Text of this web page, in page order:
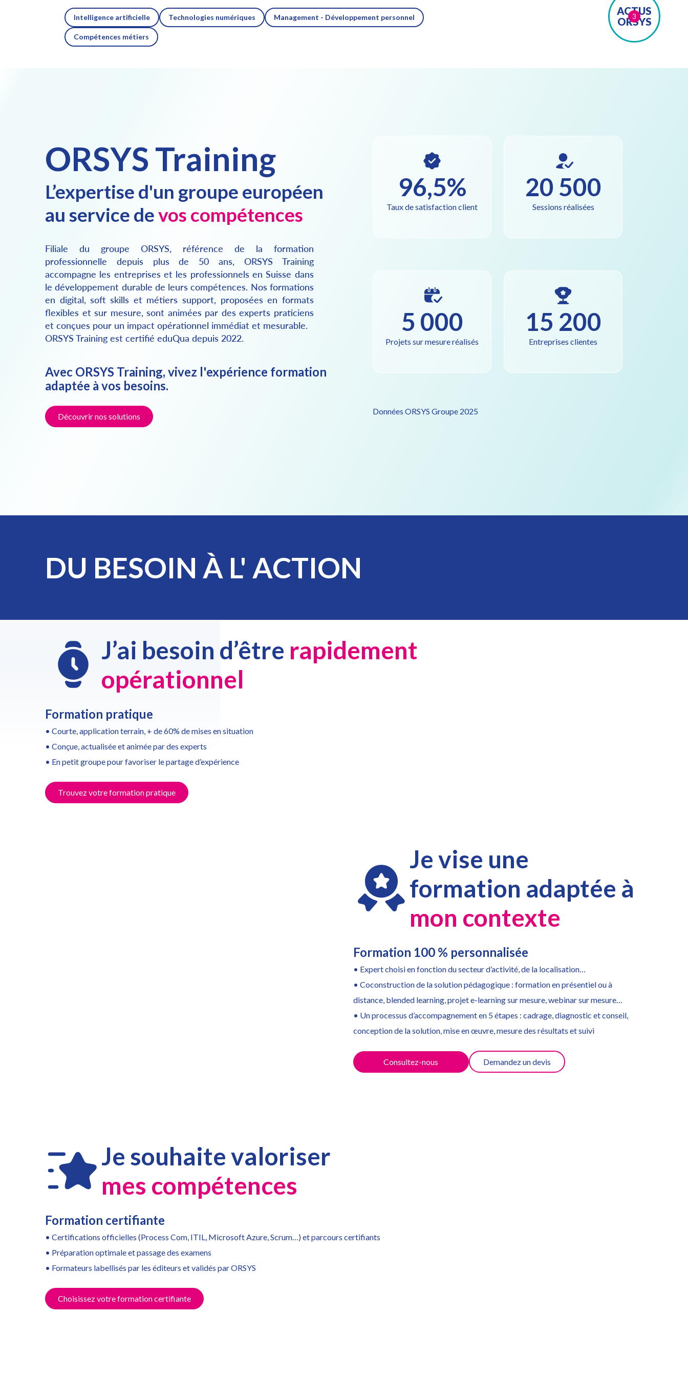
ACTUS
ORSYS
3
Intelligence artificielle Technologies numériques Management - Développement personnel
Compétences métiers
ORSYS Training
L’expertise d'un groupe européen
au service devos compétences
Filiale du groupe ORSYS, référence de la formation
professionnelle depuis plus de 50 ans, ORSYS Training
accompagne les entreprises et les professionnels en Suisse dans
le développement durable de leurs compétences. Nos formations
en digital, soft skills et métiers support, proposées en formats
flexibles et sur mesure, sont animées par des experts praticiens
et conçues pour un impact opérationnel immédiat et mesurable.
ORSYS Training est certifié eduQua depuis 2022.
Avec ORSYS Training, vivez l'expérience formation
adaptée à vos besoins.
Découvrir nos solutions
96,5%
Taux de satisfaction client
20 500
Sessions réalisées
5 000
Projets sur mesure réalisés
15 200
Entreprises clientes
Données ORSYS Groupe 2025
DU BESOIN À L' ACTION
J’ai besoin d’être rapidement
opérationnel
Formation pratique
• Courte, application terrain, + de 60% de mises en situation
• Conçue, actualisée et animée par des experts
• En petit groupe pour favoriser le partage d’expérience
Trouvez votre formation pratique
Je vise une
formation adaptée à
mon contexte
Formation 100 % personnalisée
• Expert choisi en fonction du secteur d’activité, de la localisation…
• Coconstruction de la solution pédagogique : formation en présentiel ou à
distance, blended learning, projet e-learning sur mesure, webinar sur mesure…
• Un processus d’accompagnement en 5 étapes : cadrage, diagnostic et conseil,
conception de la solution, mise en œuvre, mesure des résultats et suivi
Consultez-nous Demandez un devis
Je souhaite valoriser
mes compétences
Formation certifiante
• Certifications officielles (Process Com, ITIL, Microsoft Azure, Scrum…) et parcours certifiants
• Préparation optimale et passage des examens
• Formateurs labellisés par les éditeurs et validés par ORSYS
Choisissez votre formation certifiante